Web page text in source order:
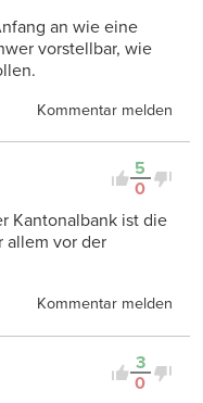
an wie eine
vorstellbar, wie
Kommentar melden
5
0
Kantonalbank ist die
allem vor der
Kommentar melden
3
0